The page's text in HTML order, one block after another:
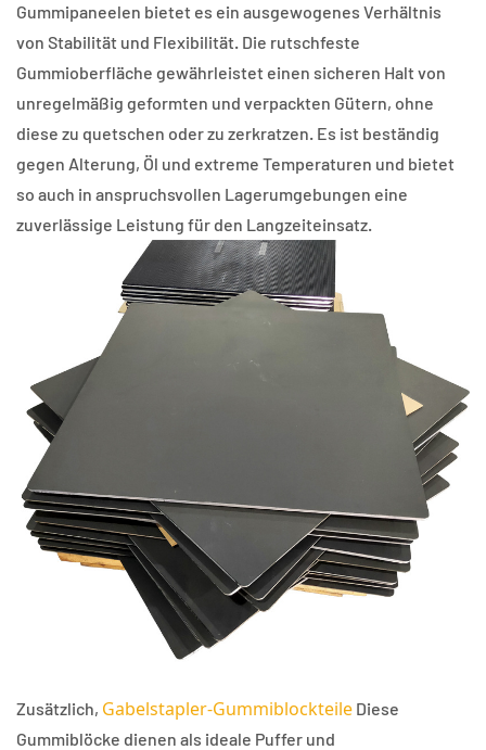
Gummipaneelen bietet es ein ausgewogenes Verhältnis
von Stabilität und Flexibilität. Die rutschfeste
Gummioberfläche gewährleistet einen sicheren Halt von
unregelmäßig geformten und verpackten Gütern, ohne
diese zu quetschen oder zu zerkratzen. Es ist beständig
gegen Alterung, Öl und extreme Temperaturen und bietet
so auch in anspruchsvollen Lagerumgebungen eine
zuverlässige Leistung für den Langzeiteinsatz.
Zusätzlich, Gabelstapler-Gummiblockteile Diese
Gummiblöcke dienen als ideale Puffer und